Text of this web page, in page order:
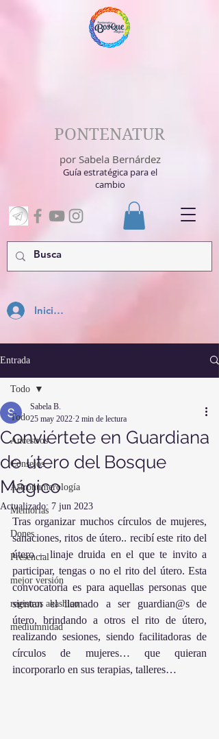
Inicia Sesión
PONTENATUR
por Sabela Bernárdez
Guía estratégica para el
cambio
Entrada
Todo
Ancestros
Consejos
Astronumerología
Memorias
Dones
Presencial
mejor versión
registros akashico
mediumnidad
Todo
Conviértete en Guardiana
de útero del Bosque
Mágico
Sabela B.
25 may 2022 2 min de lectura
Actualizado: 7 jun 2023
Tras organizar muchos círculos de mujeres,
sanaciones, ritos de útero.. recibí este rito del
útero – linaje druida en el que te invito a
participar, tengas o no el rito del útero. Esta
convocatoria es para aquellas personas que
sientan el llamado a ser guardian@s de
útero, brindando a otros el rito de útero,
realizando sesiones, siendo facilitadoras de
círculos de mujeres… que quieran
incorporarlo en sus terapias, talleres…